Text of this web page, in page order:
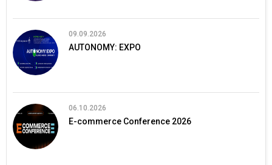
09.09.2026
AUTONOMY: EXPO
06.10.2026
E-commerce Conference 2026